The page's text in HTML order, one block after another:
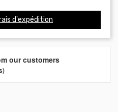
d'expédition
our customers